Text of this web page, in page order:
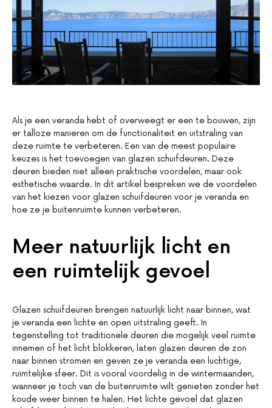
Als je een veranda hebt of overweegt er een te bouwen, zijn
er talloze manieren om de functionaliteit en uitstraling van
deze ruimte te verbeteren. Een van de meest populaire
keuzes is het toevoegen van glazen schuifdeuren. Deze
deuren bieden niet alleen praktische voordelen, maar ook
esthetische waarde. In dit artikel bespreken we de voordelen
van het kiezen voor glazen schuifdeuren voor je veranda en
hoe ze je buitenruimte kunnen verbeteren.
Meer natuurlijk licht en
een ruimtelijk gevoel
Glazen schuifdeuren brengen natuurlijk licht naar binnen, wat
je veranda een lichte en open uitstraling geeft. In
tegenstelling tot traditionele deuren die mogelijk veel ruimte
innemen of het licht blokkeren, laten glazen deuren de zon
naar binnen stromen en geven ze je veranda een luchtige,
ruimtelijke sfeer. Dit is vooral voordelig in de wintermaanden,
wanneer je toch van de buitenruimte wilt genieten zonder het
koude weer binnen te halen. Het lichte gevoel dat glazen